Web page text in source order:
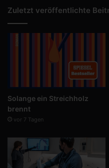
Zuletzt veröffentlichte
Solange ein Streichholz
brennt
vor 7 Tagen